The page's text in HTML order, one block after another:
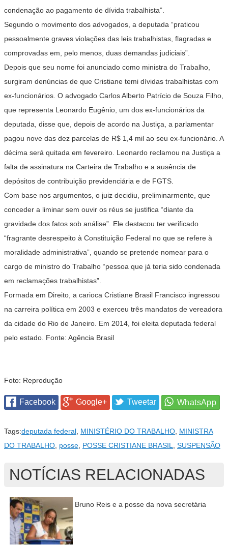
condenação ao pagamento de dívida trabalhista”.
Segundo o movimento dos advogados, a deputada “praticou
pessoalmente graves violações das leis trabalhistas, flagradas e
comprovadas em, pelo menos, duas demandas judiciais”.
Depois que seu nome foi anunciado como ministra do Trabalho,
surgiram denúncias de que Cristiane temi dívidas trabalhistas com
ex-funcionários. O advogado Carlos Alberto Patrício de Souza Filho,
que representa Leonardo Eugênio, um dos ex-funcionários da
deputada, disse que, depois de acordo na Justiça, a parlamentar
pagou nove das dez parcelas de R$ 1,4 mil ao seu ex-funcionário. A
décima será quitada em fevereiro. Leonardo reclamou na Justiça a
falta de assinatura na Carteira de Trabalho e a ausência de
depósitos de contribuição previdenciária e de FGTS.
Com base nos argumentos, o juiz decidiu, preliminarmente, que
conceder a liminar sem ouvir os réus se justifica “diante da
gravidade dos fatos sob análise”. Ele destacou ter verificado
“fragrante desrespeito à Constituição Federal no que se refere à
moralidade administrativa”, quando se pretende nomear para o
cargo de ministro do Trabalho “pessoa que já teria sido condenada
em reclamações trabalhistas”.
Formada em Direito, a carioca Cristiane Brasil Francisco ingressou
na carreira política em 2003 e exerceu três mandatos de vereadora
da cidade do Rio de Janeiro. Em 2014, foi eleita deputada federal
pelo estado. Fonte: Agência Brasil
Foto: Reprodução
Facebook Google+ Tweetar
Tags:deputada federal, MINISTÉRIO DO TRABALHO, MINISTRA
DO TRABALHO, posse, POSSE CRISTIANE BRASIL, SUSPENSÃO
NOTÍCIAS RELACIONADAS
Bruno Reis e a posse da nova secretária